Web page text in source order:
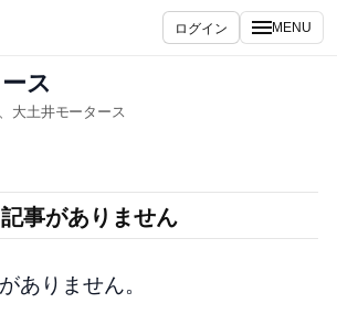
ログイン MENU
ス
大土井モータース
記事がありません
ありません。